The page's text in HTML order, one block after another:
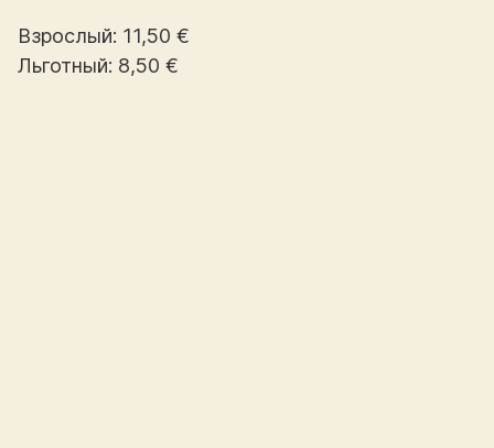
Взрослый: 11,50 €
Льготный: 8,50 €